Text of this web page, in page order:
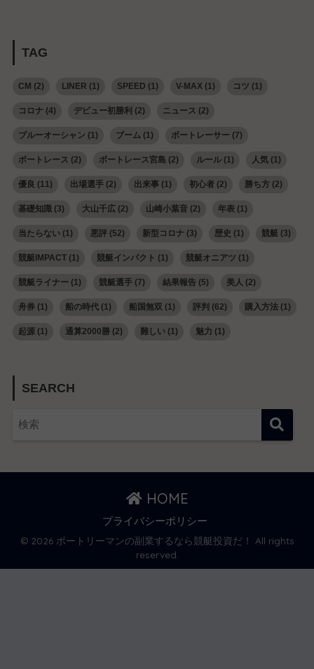
TAG
CM (2) LINER (1) SPEED (1) V-MAX(1) コツ (1)
コロナ(4) デビュー初勝利 (2) ニュース (2)
ブルーオーシャン (1) ブーム(1) ボートレーサー (7)
ボートレース (2) ボートレース宮島 (2) ルール(1) 人気(1)
優良 (11) 出場選手(2) 出来事(1) 初心者(2) 勝ち方(2)
基礎知識(3) 大山千広(2) 山崎小葉音(2) 年表(1)
当たらない(1) 悪評(52) 新型コロナ(3) 歴史 (1) 競艇 (3)
競艇IMPACT(1) 競艇インパクト (1) 競艇オニアツ (1)
競艇ライナー (1) 競艇選手(7) 結果報告(5) 美人 (2)
舟券(1) 船の時代(1) 船国無双 (1) 評判 (62) 購入方法(1)
起源(1) 通算2000勝(2) 難しい(1) 魅力 (1)
SEARCH
HOME
プライバシーポリシー
© 2026 ボートリーマンの副業するなら競艇投資だ！ All rights
reserved.